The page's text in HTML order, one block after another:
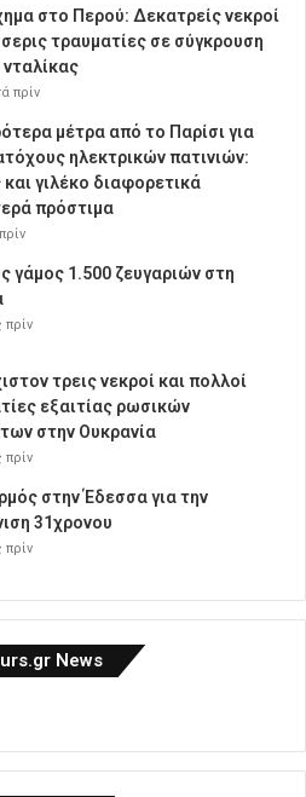
στο Περού: Δεκατρείς νεκροί
τραυματίες σε σύγκρουση
νταλίκας
πρίν
μέτρα από το Παρίσι για
ηλεκτρικών πατινιών:
γιλέκο διαφορετικά
πρόστιμα
γάμος 1.500 ζευγαριών στη
τρεις νεκροί και πολλοί
εξαιτίας ρωσικών
στην Ουκρανία
στην Έδεσσα για την
31χρονου
News